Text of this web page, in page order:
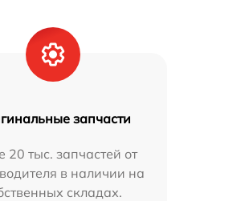
запчасти
20 тыс. запчастей от
в наличии на
складах.